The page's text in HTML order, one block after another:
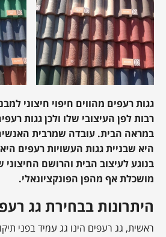
גגות רעפים מהווים חיפוי חיצוני
רבות לפן העיצובי שלו ולכן גגות
במראה הבית. עובדה שמרבית
היא שבניית גגות העשויות רעפים
בנוגע לעיצוב הבית והרושם
מושכלת אף מהפן הפונקציונאלי.
היתרונות בבחירת גג
ראשית, גג רעפים הינו גג עמיד בפני